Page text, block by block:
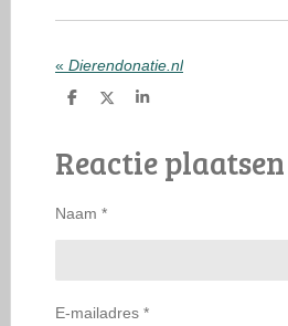
« Dierendonatie.nl
D
n
D
S
e
Reactie plaatsen
Naam *
E-mailadres *